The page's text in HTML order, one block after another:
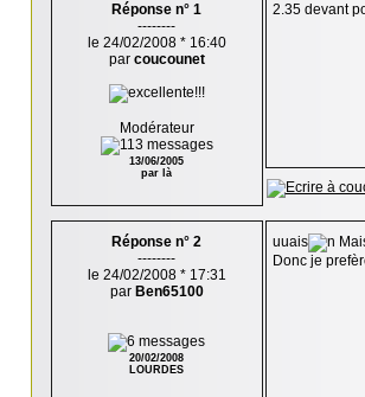
Réponse n° 1
--------
le 24/02/2008 * 16:40
par coucounet
Modérateur
13/06/2005
par là
2.35 devant
Réponse n° 2
--------
le 24/02/2008 * 17:31
par Ben65100
20/02/2008
LOURDES
uuais
Donc je